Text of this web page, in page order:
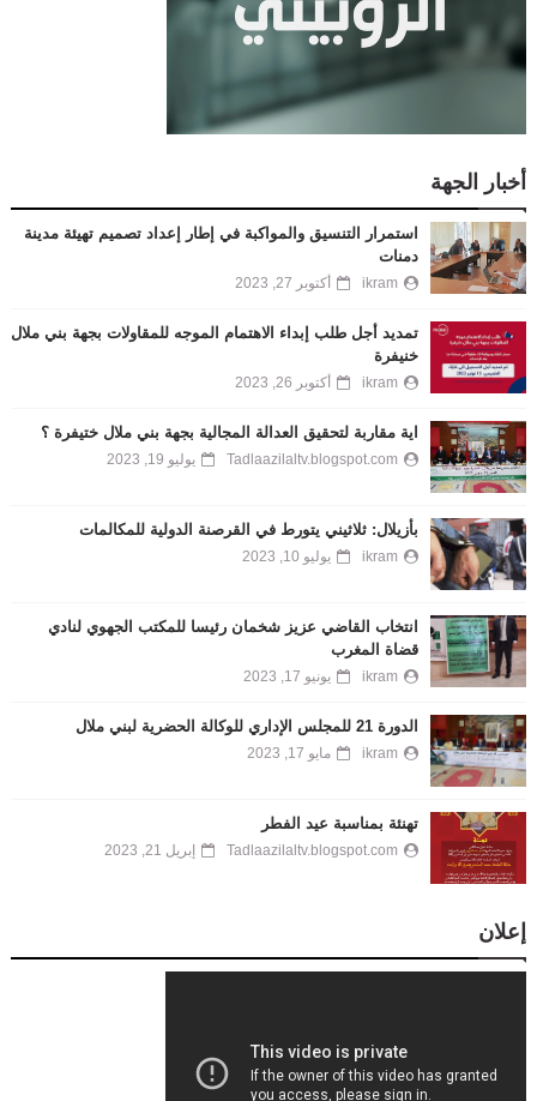
أخبار الجهة
استمرار التنسيق والمواكبة في إطار إعداد تصميم تهيئة مدينة
دمنات
ikram أكتوبر 27, 2023
تمديد أجل طلب إبداء الاهتمام الموجه للمقاولات بجهة بني ملال
خنيفرة
ikram أكتوبر 26, 2023
اية مقاربة لتحقيق العدالة المجالية بجهة بني ملال ختيفرة ؟
Tadlaazilaltv.blogspot.com يوليو 19, 2023
بأزيلال: ثلاثيني يتورط في القرصنة الدولية للمكالمات
ikram يوليو 10, 2023
انتخاب القاضي عزيز شخمان رئيسا للمكتب الجهوي لنادي
قضاة المغرب
ikram يونيو 17, 2023
الدورة 21 للمجلس الإداري للوكالة الحضرية لبني ملال
ikram مايو 17, 2023
تهنئة بمناسبة عيد الفطر
Tadlaazilaltv.blogspot.com إبريل 21, 2023
إعلان